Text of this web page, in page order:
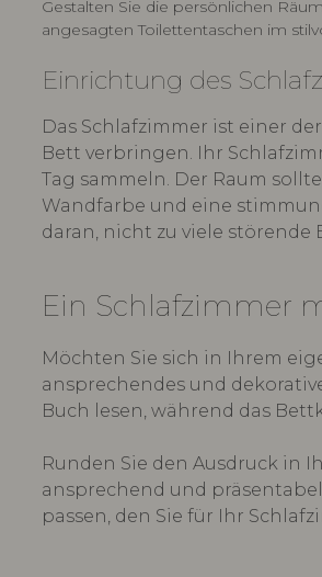
Gestalten Sie die persönlichen
angesagten Toilettentaschen im
Einrichtung des
Das Schlafzimmer ist einer
Bett verbringen. Ihr
Tag sammeln. Der Raum
Wandfarbe und eine
daran, nicht zu viele störende
Ein Schlafzimmer
Möchten Sie sich in Ihrem
ansprechendes und
Buch lesen, während das
Runden Sie den Ausdruck in
ansprechend und
passen, den Sie für Ihr